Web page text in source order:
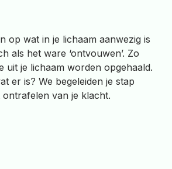
op wat in je lichaam aanwezig is
als het ware ‘ontvouwen’. Zo
uit je lichaam worden opgehaald.
er is? We begeleiden je stap
van je klacht.